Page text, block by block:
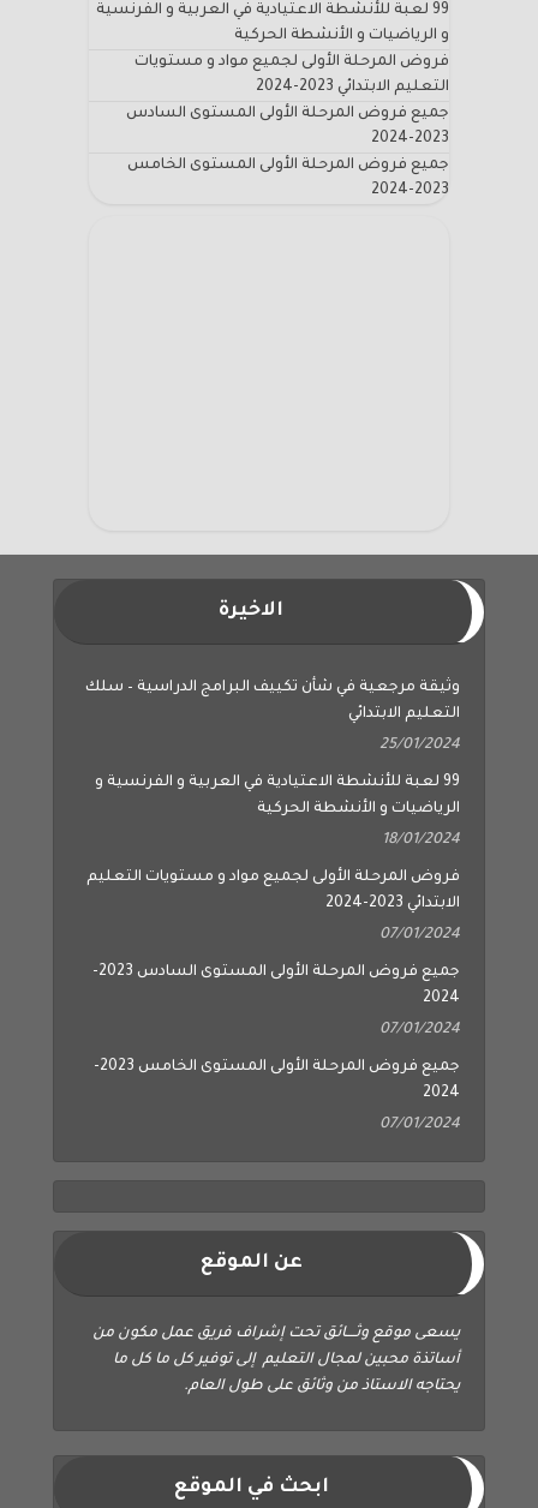
99 لعبة للأنشطة الاعتيادية في العربية و الفرنسية
و الرياضيات و الأنشطة الحركية
فروض المرحلة الأولى لجميع مواد و مستويات
التعليم الابتدائي 2023-2024
جميع فروض المرحلة الأولى المستوى السادس
2023-2024
جميع فروض المرحلة الأولى المستوى الخامس
2023-2024
الاخيرة
وثيقة مرجعية في شأن تكييف البرامج الدراسية – سلك
التعليم الابتدائي
25/01/2024
99 لعبة للأنشطة الاعتيادية في العربية و الفرنسية و
الرياضيات و الأنشطة الحركية
18/01/2024
فروض المرحلة الأولى لجميع مواد و مستويات التعليم
الابتدائي 2023-2024
07/01/2024
جميع فروض المرحلة الأولى المستوى السادس 2023-
2024
07/01/2024
جميع فروض المرحلة الأولى المستوى الخامس 2023-
2024
07/01/2024
عن الموقع
يسعى موقع وثــــائق تحت إشراف فريق عمل مكون من
أساتذة محبين لمجال التعليم إلى توفير كل ما كل ما
يحتاجه الاستاذ من وثائق على طول العام.
ابحث في الموقع